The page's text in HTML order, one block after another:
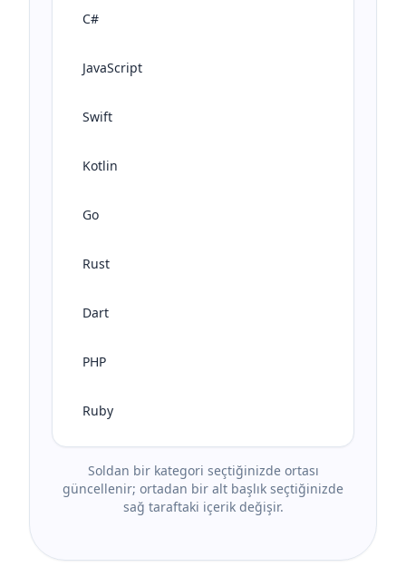
C#
JavaScript
Swift
Kotlin
Go
Rust
Dart
PHP
Ruby
Soldan bir kategori seçtiğinizde ortası
güncellenir; ortadan bir alt başlık seçtiğinizde
sağ taraftaki içerik değişir.